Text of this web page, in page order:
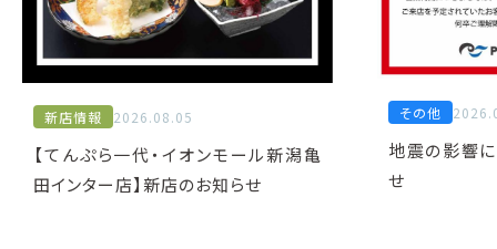
新店情報 2026.08.05
【てんぷら一代・イオンモール新潟亀
田インター店】新店のお知らせ
その他
地震の影響
せ